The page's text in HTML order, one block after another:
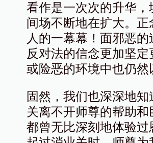
看作是一次次的升华
间场不断地在扩大。
人的一幕幕！面邪恶
反对法的信念更加坚
或险恶的环境中也仍
固然，我们也深深地
关离不开师尊的帮助
都曾无比深刻地体验